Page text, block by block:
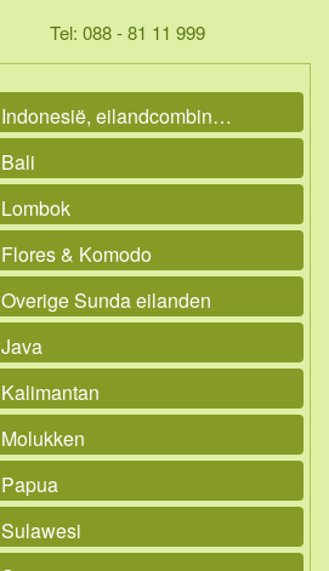
Tel: 088 - 81 11 999
Indonesië, eilandcombinaties
Bali
Lombok
Flores & Komodo
Overige Sunda eilanden
Java
Kalimantan
Molukken
Papua
Sulawesi